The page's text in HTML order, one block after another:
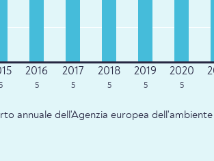
5 5 5 5 5
annuale dell'Agenzia europea dell'ambiente